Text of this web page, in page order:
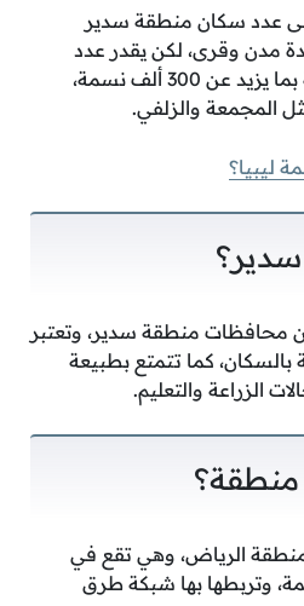
عدد سكان منطقة سدير
مدن وقرى، لكن يقدر عدد
السكان الإجمالي للمنطقة بما يزيد عن 300 ألف نسمة،
المجمعة والزلفي.
ليبيا؟
محافظات منطقة سدير، وتعتبر
بالسكان، كما تتمتع بطبيعة
الزراعة والتعليم.
منطقة؟
الرياض، وهي تقع في
وتربطها بها شبكة طرق